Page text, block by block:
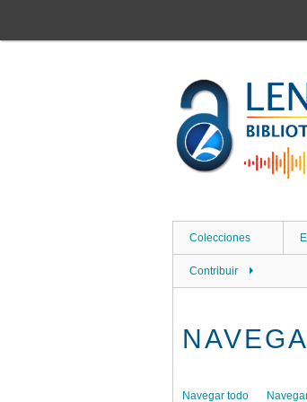
contenido
Colecciones
Contribuir
Navegar todo